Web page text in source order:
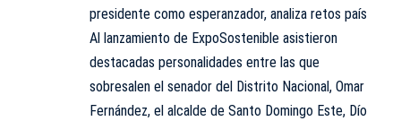
presidente como esperanzador, analiza retos país
Al lanzamiento de ExpoSostenible asistieron
destacadas personalidades entre las que
sobresalen el senador del Distrito Nacional, Omar
Fernández, el alcalde de Santo Domingo Este, Dío